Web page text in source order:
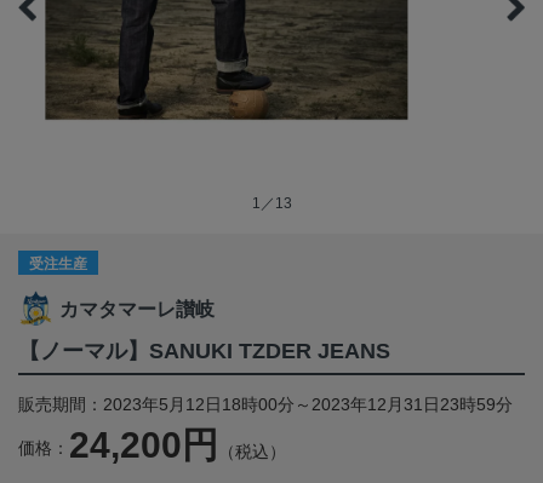
1／13
受注生産
カマタマーレ讃岐
【ノーマル】SANUKI TZDER JEANS
販売期間：2023年5月12日18時00分～2023年12月31日23時59分
価格： 24,200円 （税込）